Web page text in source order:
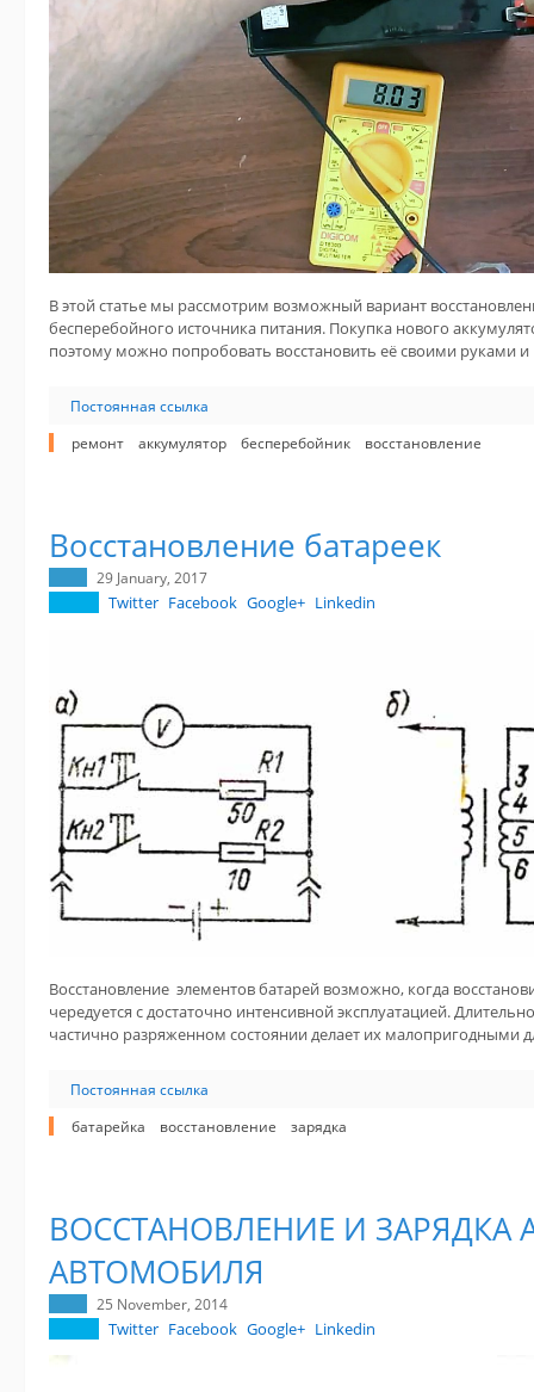
В этой статье мы рассмотрим возможный вариант
бесперебойного источника питания. Покупка нового
поэтому можно попробовать восстановить её своими руками
Постоянная ссылка
ремонт
аккумулятор бесперебойник восстановление
Восстановление батареек
29 January, 2017
Twitter Facebook Google+ Linkedin
Восстановление элементов батарей возможно, когда
чередуется с достаточно интенсивной эксплуатацией.
частично разряженном состоянии делает их малопригодными
Постоянная ссылка
батарейка
восстановление зарядка
ВОССТАНОВЛЕНИЕ И ЗАРЯДКА
АВТОМОБИЛЯ
25 November, 2014
Twitter Facebook Google+ Linkedin